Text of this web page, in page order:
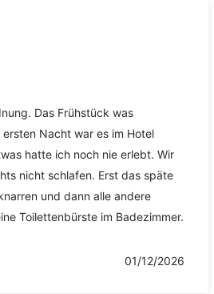
Das Frühstück was
Nacht war es im Hotel
hatte ich noch nie erlebt. Wir
nicht schlafen. Erst das späte
und dann alle andere
Toilettenbürste im Badezimmer.
01/12/2026